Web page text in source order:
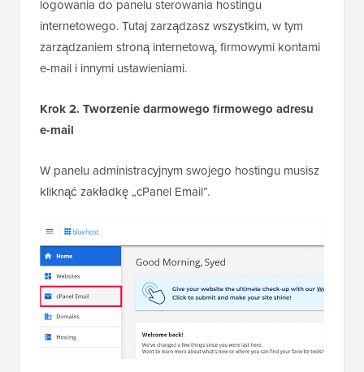
logowania do panelu sterowania hostingu
internetowego. Tutaj zarządzasz wszystkim, w tym
zarządzaniem stroną internetową, firmowymi kontami
e-mail i innymi ustawieniami.
Krok 2. Tworzenie darmowego firmowego adresu
e-mail
W panelu administracyjnym swojego hostingu musisz
kliknąć zakładkę „cPanel Email”.